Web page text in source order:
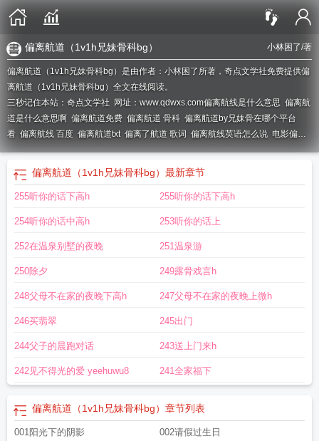
小林困了/著
偏离航道（1v1h兄妹骨科bg）
偏离航道（1v1h兄妹骨科bg）是由作者：小林困了所著，奇点文学社免费提供偏
离航道（1v1h兄妹骨科bg）全文在线阅读。
三秒记住本站：奇点文学社 网址：www.qdwxs.com偏离航线是什么意思 偏离航
道是什么意思啊 偏离航道免费 偏离航道 骨科 偏离航道by兄妹骨在哪个平台
看 偏离航线 百度 偏离航道txt 偏离了航道 歌词 偏离航线英语怎么说 电影偏离
航道偏离航线的英文短语航道偏离偏离航道什么意思番外偏离航道偏离航线
偏离航线英文 偏离航向是什么意思 偏离航线的你
道偏离番外
偏离航线/航路或应飞航迹 偏离航道在线阅读
后果偏离航道骨科完结了吗 偏离航线二战电影在线观看偏离航道by兄妹骨最
兄妹骨科bg) 第103章
偏离航道(1v1h兄妹骨科bg)小林困了
航道兄妹最新偏离航道骨科免费 偏离航线在线观看
偏离航道（1v1h兄妹骨科bg） 最新章节
255听你的话下高h 255听你的话下高h
254听你的话中高h 253听你的话上
252在温泉别墅的夜晚 251温泉游
250除夕 249露骨戏言h
248父母不在家的夜晚下高h 247父母不在家的夜晚上微h
246买翡翠 245出门
244父子的晨跑对话 243送上门来h
242见不得光的爱 yeehuwu8 241全家福下
偏离航道（1v1h兄妹骨科bg） 章节列表
001阳光下的阴影 002请假过生日